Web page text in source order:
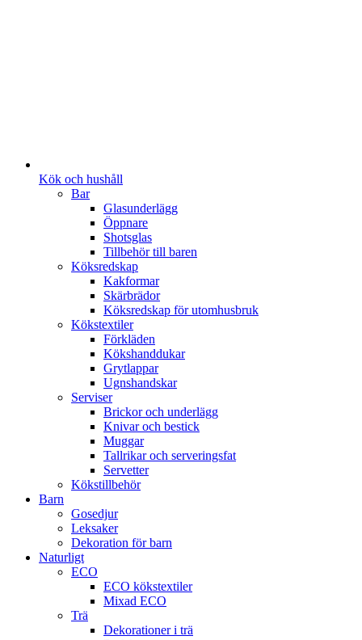
Kök och hushåll
Bar
Glasunderlägg
Öppnare
Shotsglas
Tillbehör till baren
Köksredskap
Kakformar
Skärbrädor
Köksredskap för utomhusbruk
Kökstextiler
Förkläden
Kökshanddukar
Grytlappar
Ugnshandskar
Serviser
Brickor och underlägg
Knivar och bestick
Muggar
Tallrikar och serveringsfat
Servetter
Kökstillbehör
Barn
Gosedjur
Leksaker
Dekoration för barn
Naturligt
ECO
ECO kökstextiler
Mixad ECO
Trä
Dekorationer i trä